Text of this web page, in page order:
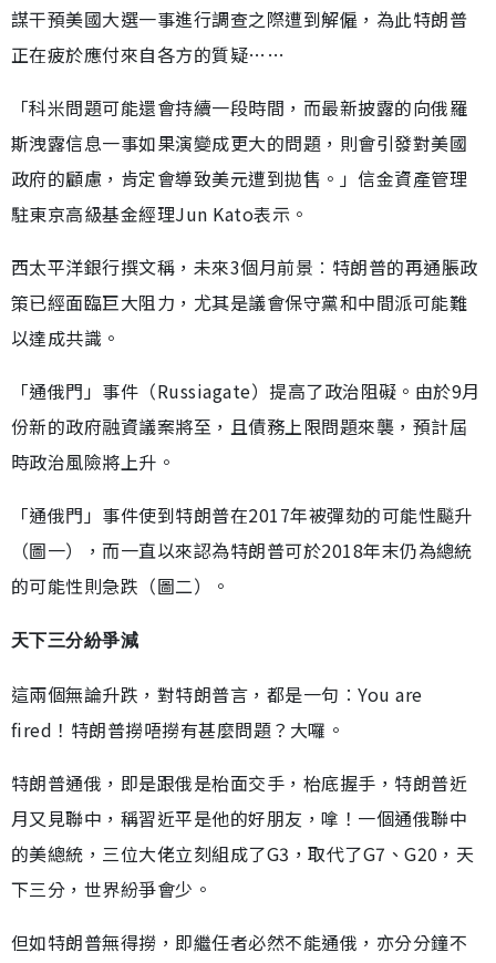
謀干預美國大選一事進行調查之際遭到解僱，為此特朗普
正在疲於應付來自各方的質疑……
「科米問題可能還會持續一段時間，而最新披露的向俄羅
斯洩露信息一事如果演變成更大的問題，則會引發對美國
政府的顧慮，肯定會導致美元遭到拋售。」信金資產管理
駐東京高級基金經理Jun Kato表示。
西太平洋銀行撰文稱，未來3個月前景︰特朗普的再通脹政
策已經面臨巨大阻力，尤其是議會保守黨和中間派可能難
以達成共識。
「通俄門」事件（Russiagate）提高了政治阻礙。由於9月
份新的政府融資議案將至，且債務上限問題來襲，預計屆
時政治風險將上升。
「通俄門」事件使到特朗普在2017年被彈劾的可能性飈升
（圖一），而一直以來認為特朗普可於2018年末仍為總統
的可能性則急跌（圖二）。
天下三分紛爭減
這兩個無論升跌，對特朗普言，都是一句︰You are
fired！特朗普撈唔撈有甚麼問題？大囉。
特朗普通俄，即是跟俄是枱面交手，枱底握手，特朗普近
月又見聯中，稱習近平是他的好朋友，嗱！一個通俄聯中
的美總統，三位大佬立刻組成了G3，取代了G7、G20，天
下三分，世界紛爭會少。
但如特朗普無得撈，即繼任者必然不能通俄，亦分分鐘不